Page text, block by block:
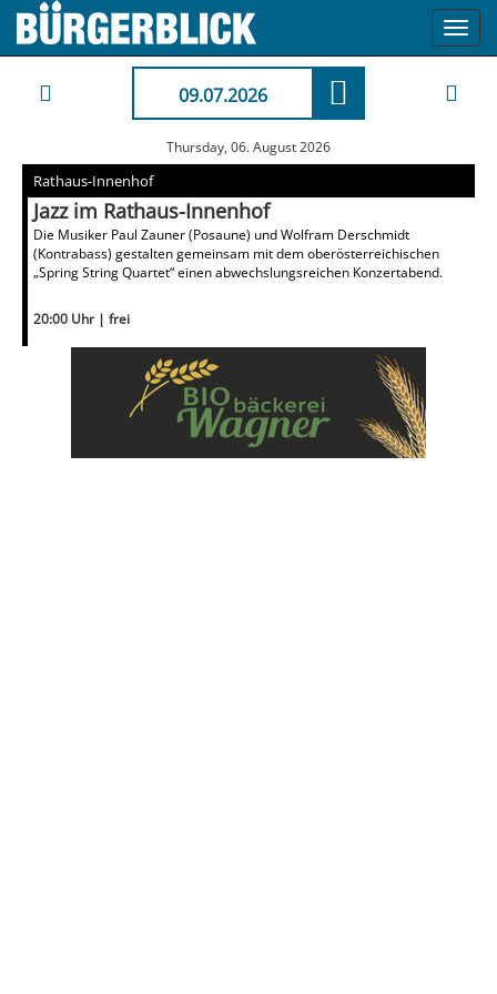
09.07.2026
Thursday, 06. August 2026
Rathaus-Innenhof
Jazz im Rathaus-Innenhof
Die Musiker Paul Zauner (Posaune) und Wolfram Derschmidt
(Kontrabass) gestalten gemeinsam mit dem oberösterreichischen
„Spring String Quartet“ einen abwechslungsreichen Konzertabend.
20:00 Uhr | frei